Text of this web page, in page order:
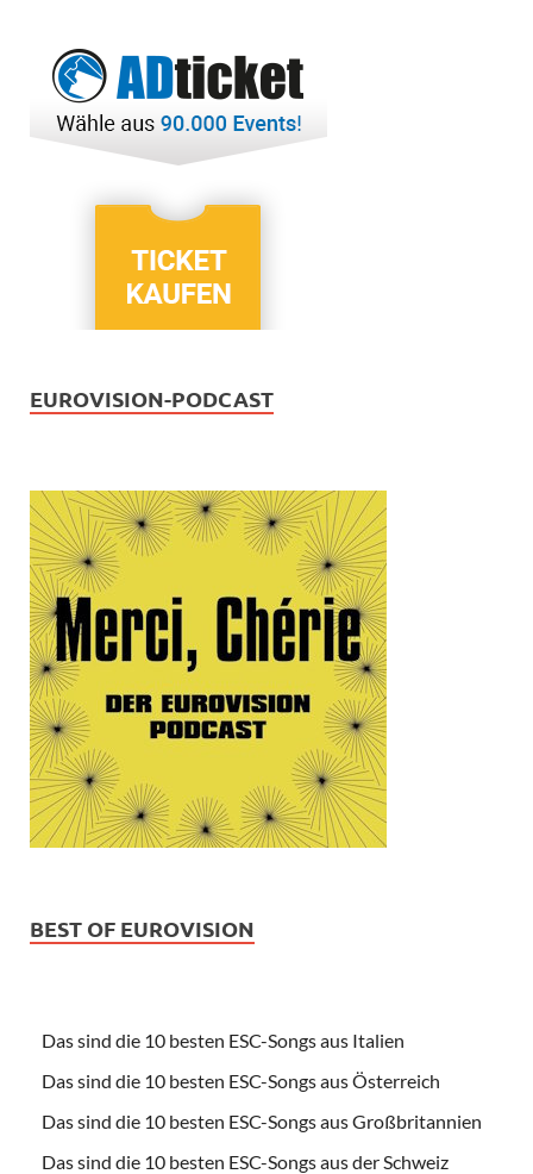
EUROVISION-PODCAST
BEST OF EUROVISION
Das sind die 10 besten ESC-Songs aus Italien
Das sind die 10 besten ESC-Songs aus Österreich
Das sind die 10 besten ESC-Songs aus Großbritannien
Das sind die 10 besten ESC-Songs aus der Schweiz